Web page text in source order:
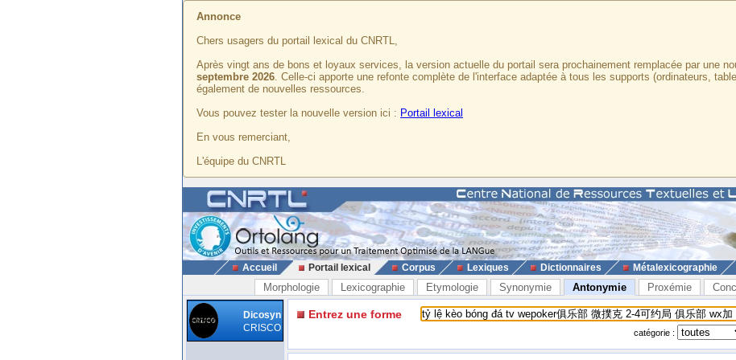
Annonce
Chers usagers du portail lexical du CNRTL,
Après vingt ans de bons et loyaux services, la version actuelle du portail sera prochainement remplacée par une
septembre 2026. Celle-ci apporte une refonte complète de l'interface adaptée à tous les supports (ordinateurs,
également de nouvelles ressources.
Vous pouvez tester la nouvelle version ici : Portail lexical
En vous remerciant,
L'équipe du CNRTL
Accueil Portail lexical Corpus Lexiques Dictionnaires Métalexicographie
Morphologie Lexicographie Etymologie Synonymie Antonymie Proxémie
Dicosyn
CRISCO
Entrez une forme
catégorie :